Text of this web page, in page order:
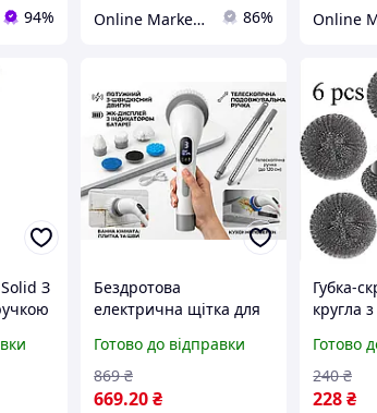
94% Online Market 24/7 86%
З
Бездротова
електрична щітка для
телескопічною ручкою,
3 швидкості, змінні
насадки, Кладовка
Готово до відправки
669.20₴
869 ₴
Губка-
кругла
Готово
228₴
240 ₴